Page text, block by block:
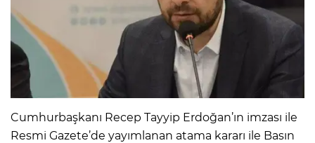
Cumhurbaşkanı Recep Tayyip Erdoğan’ın imzası ile
Resmi Gazete’de yayımlanan atama kararı ile Basın